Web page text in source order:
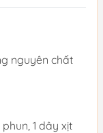
nguyên chất
1 dây xịt